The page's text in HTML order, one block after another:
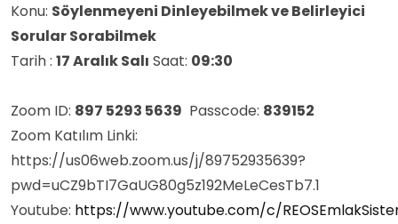
Konu: Söylenmeyeni Dinleyebilmek ve Belirleyici
Sorular Sorabilmek
Tarih : 17 Aralık Salı Saat: 09:30
Zoom ID: 897 5293 5639 Passcode: 839152
Zoom Katılım Linki:
https://us06web.zoom.us/j/89752935639?
pwd=uCZ9bTI7GaUG80g5z192MeLeCesTb7.1
Youtube: https://www.youtube.com/c/